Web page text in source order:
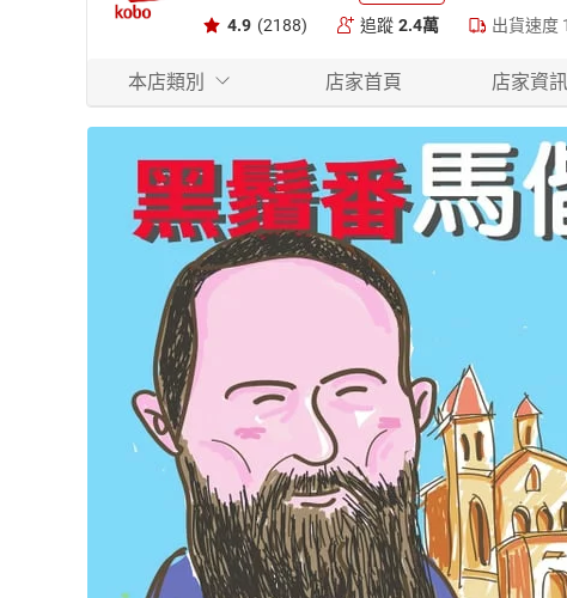
4.9 (2188) 追蹤 2.4萬 出貨速度
本店類別 店家首頁 店家資